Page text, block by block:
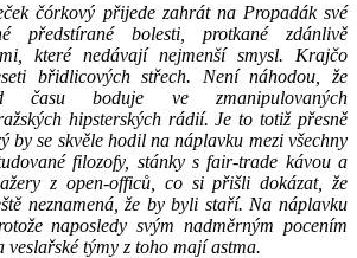
čórkový přijede zahrát na Propadák své
předstírané bolesti, protkané zdánlivě
které nedávají nejmenší smysl. Krajčo
břidlicových střech. Není náhodou, že
času boduje ve zmanipulovaných
hipsterských rádií. Je to totiž přesně
by se skvěle hodil na náplavku mezi všechny
filozofy, stánky s fair-trade kávou a
z open-officů, co si přišli dokázat, že
neznamená, že by byli staří. Na náplavku
naposledy svým nadměrným pocením
týmy z toho mají astma.